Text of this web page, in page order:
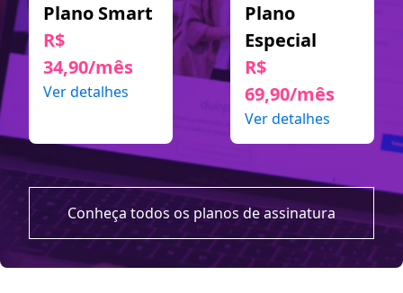
Plano Smart
R$
34,90/mês
Ver detalhes
Plano
Especial
R$
69,90/mês
Ver detalhes
Conheça todos os planos de assinatura